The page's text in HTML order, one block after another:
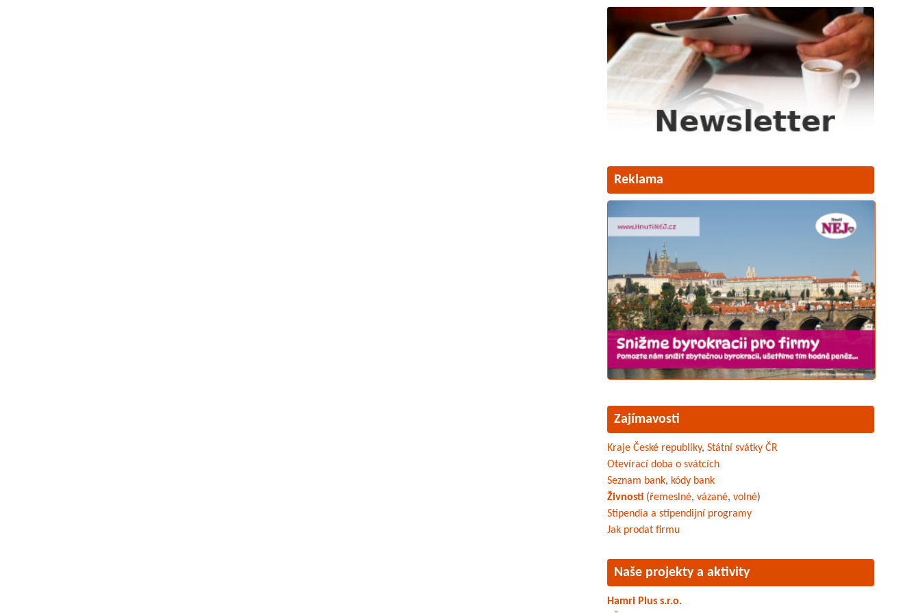
Reklama
Zajímavosti
Kraje České republiky, Státní svátky ČR
Otevírací doba o svátcích
Seznam bank, kódy bank
Živnosti (řemeslné, vázané, volné)
Stipendia a stipendijní programy
Jak prodat firmu
Naše projekty a aktivity
Hamri Plus s.r.o.